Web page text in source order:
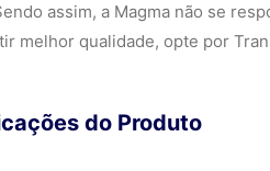
assim, a Magma não se
melhor qualidade, opte por
do Produto